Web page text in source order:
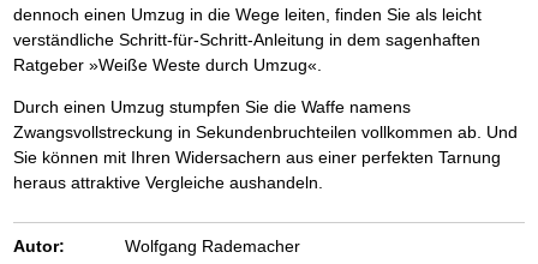
dennoch einen Umzug in die Wege leiten, finden Sie als leicht
verständliche Schritt-für-Schritt-Anleitung in dem sagenhaften
Ratgeber »Weiße Weste durch Umzug«.
Durch einen Umzug stumpfen Sie die Waffe namens
Zwangsvollstreckung in Sekundenbruchteilen vollkommen ab. Und
Sie können mit Ihren Widersachern aus einer perfekten Tarnung
heraus attraktive Vergleiche aushandeln.
Autor:
Wolfgang Rademacher